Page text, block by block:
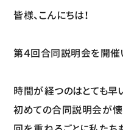
皆様、こんにちは！
第４回合同説明会を開催
時間が経つのはとても早
初めての合同説明会が懐